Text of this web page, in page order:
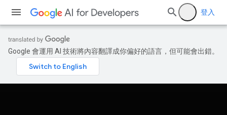
登入
Google 會運用 AI 技術將內容翻譯成你偏好的語言，但可能會出錯。